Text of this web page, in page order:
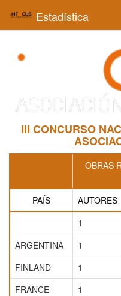
Estadística
III CONCURSO
OBRAS
PAÍS
AUTORES
1
ARGENTINA
1
FINLAND
1
FRANCE
1